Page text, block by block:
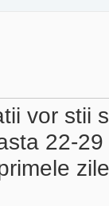
vor stii
22-